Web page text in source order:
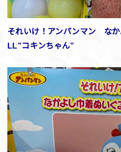
それいけ！アンパンマン なか
LL”コキンちゃん”